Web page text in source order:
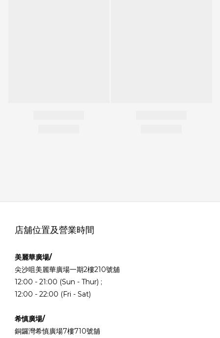
店舖位置及營業時間
美麗華廣場/
尖沙咀美麗華廣場一期2樓210號舖
12:00 - 21:00 (Sun - Thur) ;
12:00 - 22:00 (Fri - Sat)
希慎廣場/
銅鑼灣希慎廣場7樓710號舖